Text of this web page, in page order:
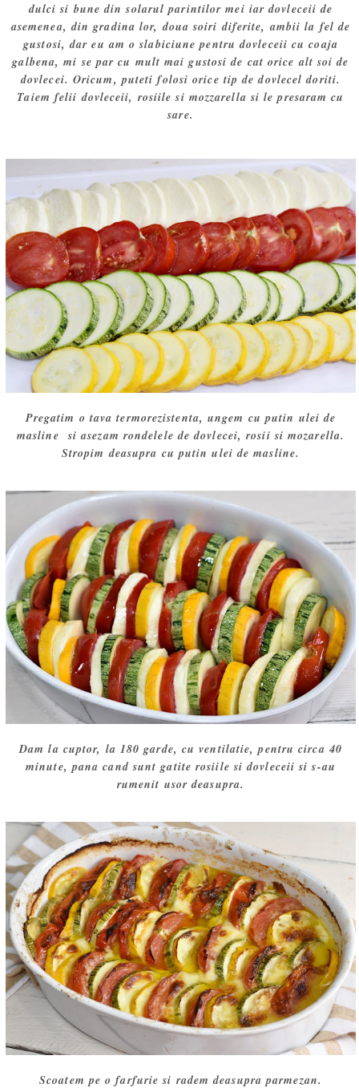
dulci si bune din solarul parintilor mei iar dovleceii de
asemenea, din gradina lor, doua soiri diferite, ambii la fel de
gustosi, dar eu am o slabiciune pentru dovleceii cu coaja
galbena, mi se par cu mult mai gustosi de cat orice alt soi de
dovlecei. Oricum, puteti folosi orice tip de dovlecel doriti.
Taiem felii dovleceii, rosiile si mozzarella si le presaram cu
sare.
Pregatim o tava termorezistenta, ungem cu putin ulei de
masline si asezam rondelele de dovlecei, rosii si mozarella.
Stropim deasupra cu putin ulei de masline.
Dam la cuptor, la 180 garde, cu ventilatie, pentru circa 40
minute, pana cand sunt gatite rosiile si dovleceii si s-au
rumenit usor deasupra.
Scoatem pe o farfurie si radem deasupra parmezan.